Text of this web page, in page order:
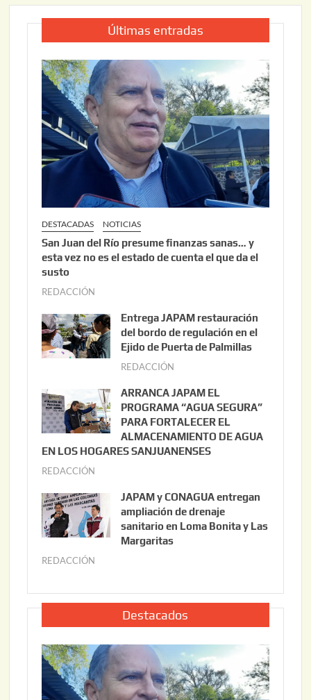
Últimas entradas
DESTACADAS NOTICIAS
San Juan del Río presume finanzas sanas… y
esta vez no es el estado de cuenta el que da el
susto
REDACCIÓN
o
s
t
3
,
2
0
Entrega JAPAM restauración
del bordo de regulación en el
Ejido de Puerta de Palmillas
REDACCIÓN
i
o
2
2
0
ARRANCA JAPAM EL
PROGRAMA “AGUA SEGURA”
PARA FORTALECER EL
ALMACENAMIENTO DE AGUA
EN LOS HOGARES SANJUANENSES
REDACCIÓN
l
i
o
,
0
2
6
JAPAM y CONAGUA entregan
ampliación de drenaje
sanitario en Loma Bonita y Las
Margaritas
REDACCIÓN
l
o
2
2
,
Destacados